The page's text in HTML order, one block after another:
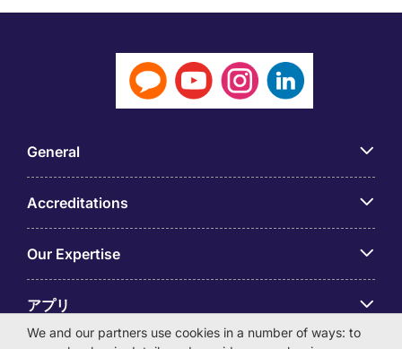
General
Accreditations
Our Expertise
アプリ
We and our partners use cookies in a number of ways: to